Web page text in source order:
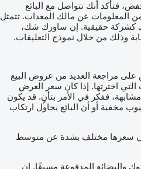
فتأكد أنك تتواصل مع البائع
المعلومات عن مالك المعدات. تتمثل
حقيقية. إن ساورك شك،
وذلك من خلال نموذج التعليقات.
على مراجعة العديد من عروض البيع
اخترتها. إذا كان سعر العرض
ففكر في الأمر بتأنٍ. قد يكون
مخفية أو أن البائع يحاول ارتكاب
سعرها مختلف بشدة عن متوسط
والبضائع المدفوعة مسبقًا. إن